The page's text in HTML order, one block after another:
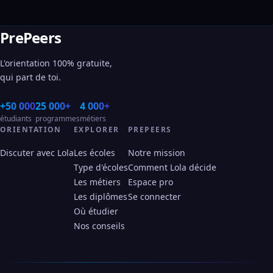
PrePeers
L'orientation 100% gratuite,
qui part de toi.
+50 000
étudiants
25 000+
programmes
4 000+
métiers
ORIENTATION
Discuter avec Lola
EXPLORER
Les écoles
Type d'écoles
Les métiers
Les diplômes
Où étudier
Nos conseils
PREPEERS
Notre mission
Comment Lola décide
Espace pro
Se connecter